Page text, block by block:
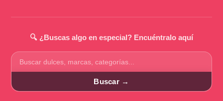
🔍 ¿Buscas algo en especial? Encuéntralo aquí
Buscar
productos
Buscar →